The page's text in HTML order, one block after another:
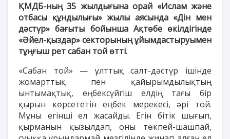
ҚМДБ-ның 35 жылдығына орай «Ислам және
отбасы құндылығы» жылы аясында «Дін мен
дәстүр» бағыты бойынша Ақтөбе өкілдігінде
«Әйел-қыздар» секторының ұйымдастыруымен
тұңғыш рет сабан той өтті.
«Сабан той» — ұлттық салт-дәстүр ішінде
жомарттық пен қайырымдылықтың
ынтымақтық, еңбексүйгіш елдің тағы бір
қырын көрсететін еңбек мерекесі, әрі той.
Мұны егінші ел жасайды. Егін бітік шығып,
қырманын қызылдап, оны төкпей-шашпай,